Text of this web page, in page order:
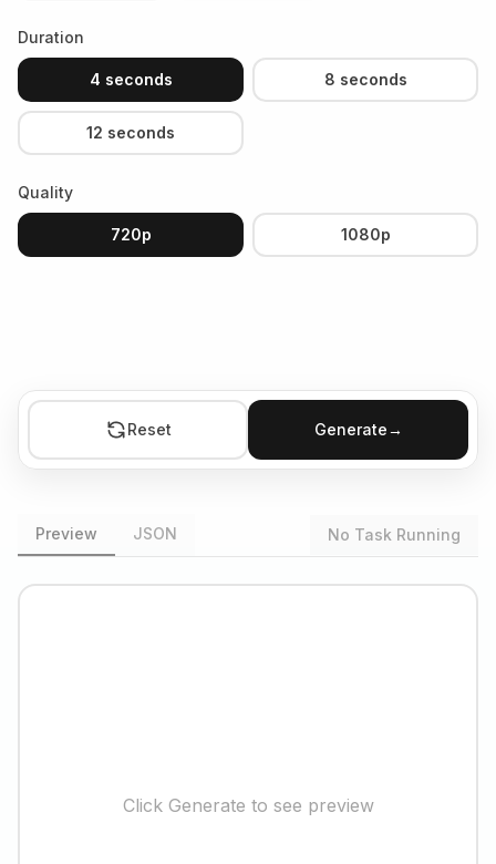
Duration
4 seconds 8 seconds
12 seconds
Quality
720p 1080p
Reset Generate→
Preview JSON No Task Running
Click Generate to see preview